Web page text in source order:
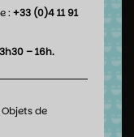
: +33 (0)4 11 91
– 16h.
Objets de